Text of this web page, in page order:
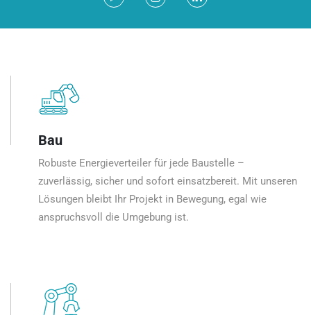
Bau
Robuste Energieverteiler für jede Baustelle –
zuverlässig, sicher und sofort einsatzbereit. Mit unseren
Lösungen bleibt Ihr Projekt in Bewegung, egal wie
anspruchsvoll die Umgebung ist.